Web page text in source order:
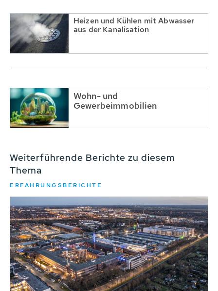
Heizen und Kühlen mit Abwasser
aus der Kanalisation
Wohn- und
Gewerbeimmobilien
Weiterführende Berichte zu diesem
Thema
ERFAHRUNGSBERICHTE